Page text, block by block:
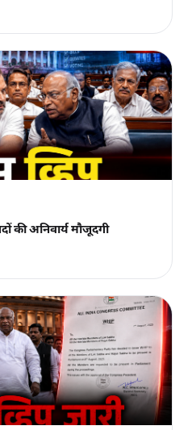
की अनिवार्य मौजूदगी